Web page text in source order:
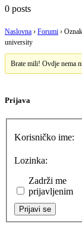
0 posts
Naslovna › Forumi ›
university
Brate mili! Ovdje nema
Prijava
Korisničko ime:
Lozinka:
Zadrži me
prijavljenim
Prijavi se